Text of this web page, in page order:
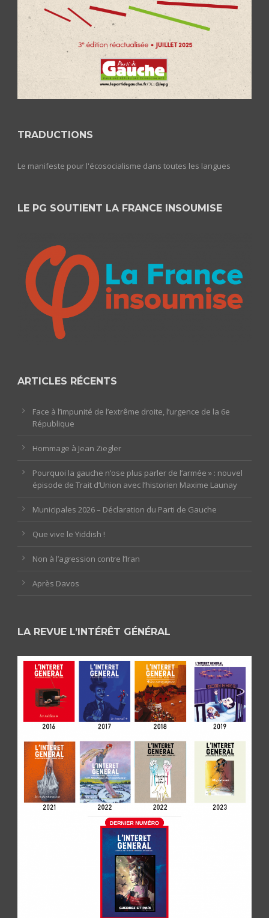
TRADUCTIONS
Le manifeste pour l'écosocialisme dans toutes les langues
LE PG SOUTIENT LA FRANCE INSOUMISE
ARTICLES RÉCENTS
Face à l’impunité de l’extrême droite, l’urgence de la 6e
République
Hommage à Jean Ziegler
Pourquoi la gauche n’ose plus parler de l’armée » : nouvel
épisode de Trait d’Union avec l’historien Maxime Launay
Municipales 2026 – Déclaration du Parti de Gauche
Que vive le Yiddish !
Non à l’agression contre l’Iran
Après Davos
LA REVUE L’INTÉRÊT GÉNÉRAL